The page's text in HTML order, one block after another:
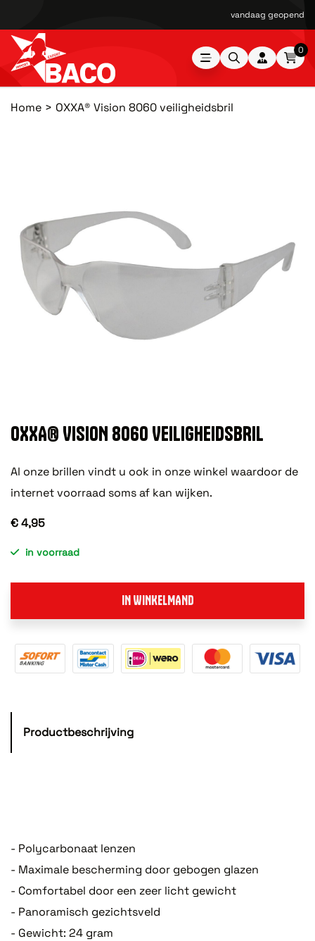
vandaag geopend
0
Home OXXA® Vision 8060 veiligheidsbril
OXXA® VISION 8060 VEILIGHEIDSBRIL
Al onze brillen vindt u ook in onze winkel waardoor de
internet voorraad soms af kan wijken.
€ 4,95
in voorraad
IN WINKELMAND
Productbeschrijving
- Polycarbonaat lenzen
- Maximale bescherming door gebogen glazen
- Comfortabel door een zeer licht gewicht
- Panoramisch gezichtsveld
- Gewicht: 24 gram